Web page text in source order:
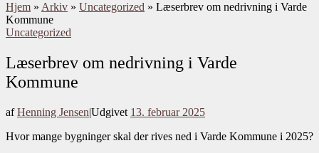
Hjem » Arkiv » Uncategorized » Læserbrev om nedrivning i Varde
Kommune
Uncategorized
Læserbrev om nedrivning i Varde
Kommune
afHenning Jensen|Udgivet 13. februar 2025
Hvor mange bygninger skal der rives ned i Varde Kommune i 2025?